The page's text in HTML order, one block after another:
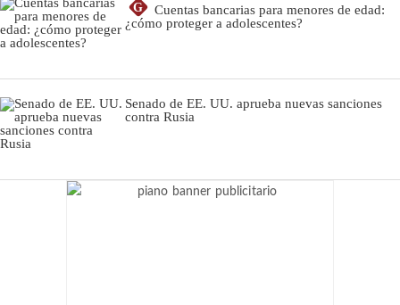
G
Cuentas bancarias para menores de edad:
¿cómo proteger a adolescentes?
Senado de EE. UU. aprueba nuevas sanciones
contra Rusia